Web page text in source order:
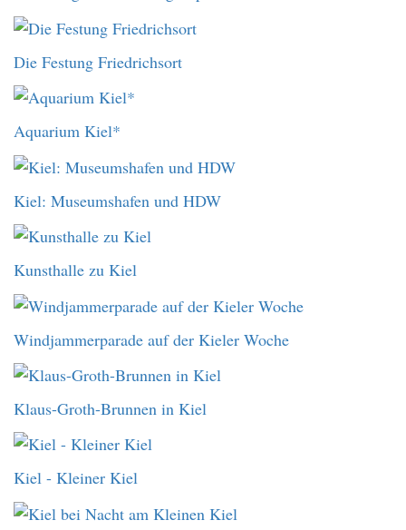
Die Festung Friedrichsort
Aquarium Kiel*
Kiel: Museumshafen und HDW
Kunsthalle zu Kiel
Windjammerparade auf der Kieler Woche
Klaus-Groth-Brunnen in Kiel
Kiel - Kleiner Kiel